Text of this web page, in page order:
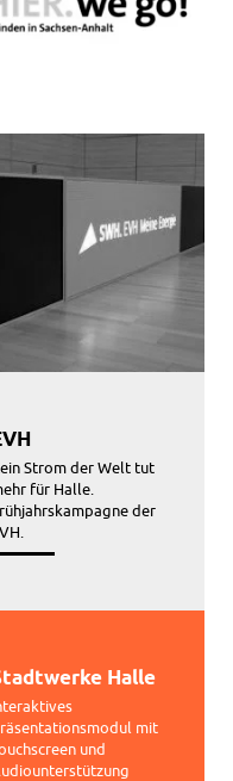
Strom der Welt tut
für Halle.
der
Halle
mit
und